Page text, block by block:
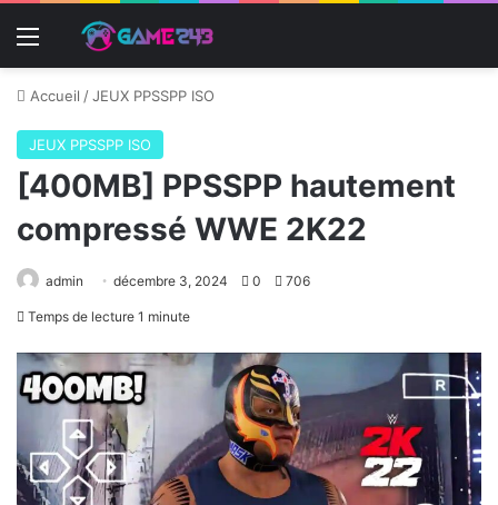
Menu
Accueil /JEUX PPSSPP ISO
JEUX PPSSPP ISO
[400MB] PPSSPP hautement
compressé WWE 2K22
admin décembre 3, 2024 0 706
Temps de lecture 1 minute